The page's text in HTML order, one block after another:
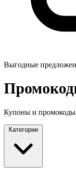
Выгодные
Купоны и
Категории